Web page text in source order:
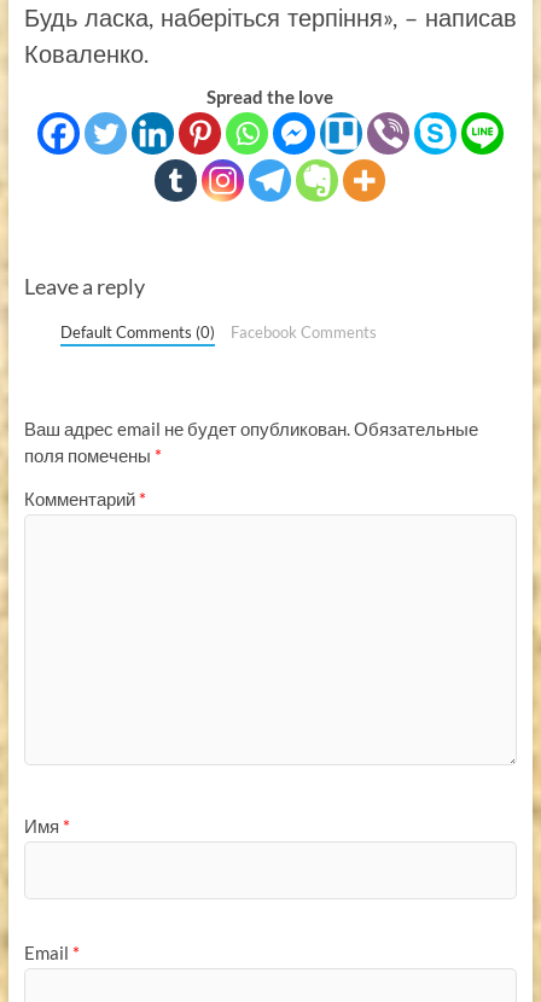
Будь ласка, наберіться терпіння», – написав
Коваленко.
Spread the love
Leave a reply
Default Comments (0) Facebook Comments
Ваш адрес email не будет опубликован.Обязательные
поля помечены *
Комментарий *
Имя *
Email *